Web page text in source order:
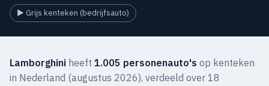
▶ Grijs kenteken (bedrijfsauto)
Lamborghini heeft 1.005 personenauto's op kenteken
in Nederland (augustus 2026), verdeeld over 18